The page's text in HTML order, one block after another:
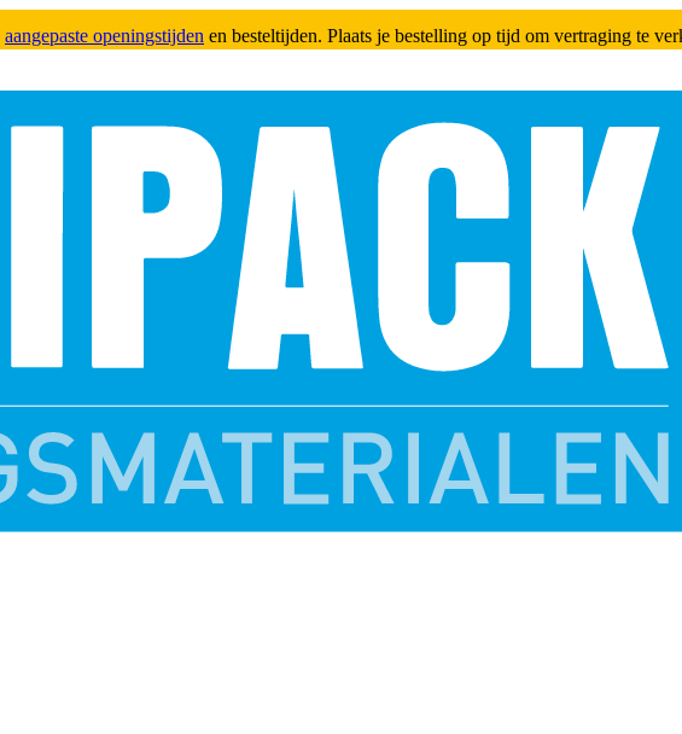
aangepaste openingstijden en besteltijden. Plaats je bestelling op tijd om vertraging te